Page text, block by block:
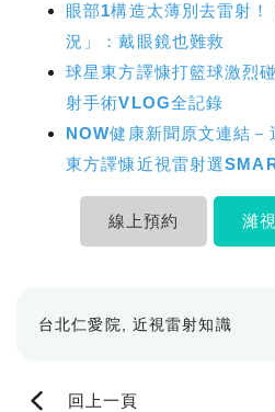
眼部1構造太薄別去雷射
況」：戴眼鏡也難救
球星東方譯慷打籃球激烈
射手術VLOG全記錄
NOW健康新聞原文連結
東方譯慷近視雷射選
線上預約 濰
台北仁愛院 近視雷射知識
回上一頁